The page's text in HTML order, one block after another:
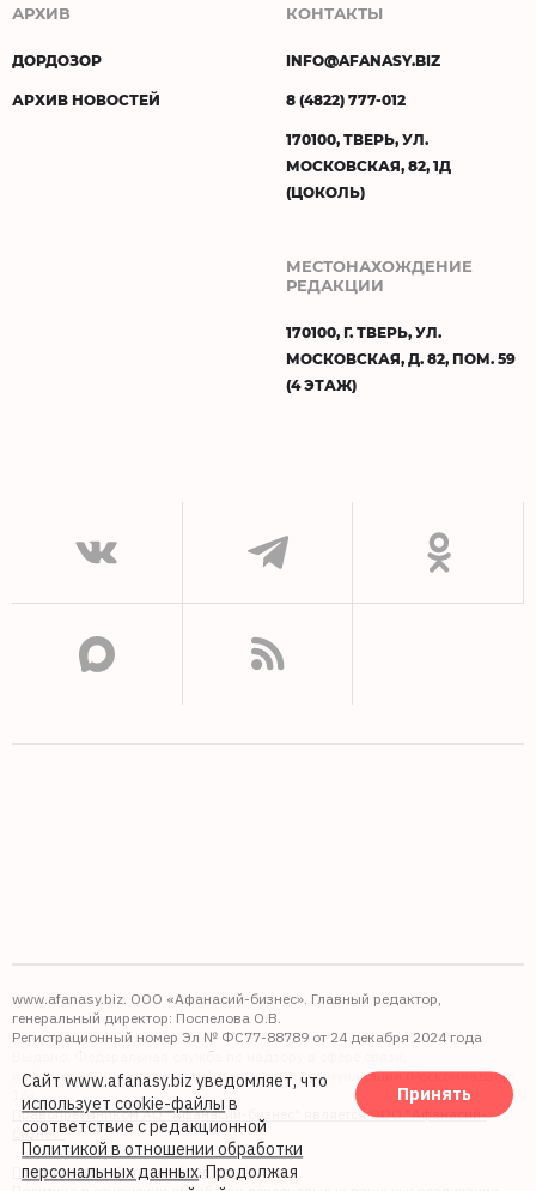
АРХИВ
ДОРДОЗОР
АРХИВ НОВОСТЕЙ
КОНТАКТЫ
INFO@AFANASY.BIZ
8 (4822) 777-012
170100, ТВЕРЬ, УЛ.
МОСКОВСКАЯ, 82, 1Д
(ЦОКОЛЬ)
МЕСТОНАХОЖДЕНИЕ
РЕДАКЦИИ
170100, Г. ТВЕРЬ, УЛ.
МОСКОВСКАЯ, Д. 82, ПОМ. 59
(4 ЭТАЖ)
www.afanasy.biz. ООО «Афанасий-бизнес». Главный редактор,
генеральный директор: Поспелова О.В.
Регистрационный номер Эл № ФС77-88789 от 24 декабря 2024 года
Выдано: Федеральная служба по надзору в сфере связи,
информационных технологий и массовых коммуникаций (Роскомнадзор).
Правопреемником АО "Афанасий-бизнес" является ООО "Афанасий-
бизнес"
Политика обработки файлов cookie
Сайт www.afanasy.biz уведомляет, что
использует cookie-файлы в
соответствие с редакционной
Политикой в отношении обработки
персональных данных. Продолжая
Принять